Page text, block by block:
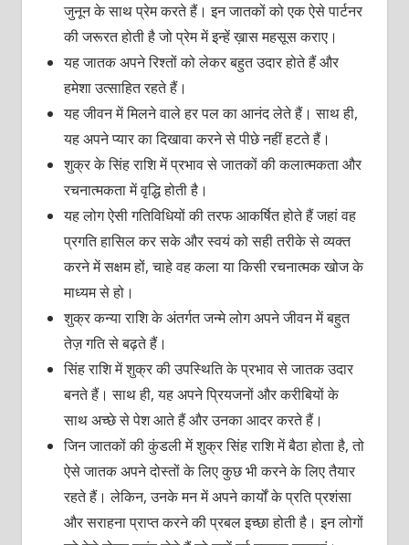
जुनून के साथ प्रेम करते हैं। इन जातकों को एक ऐसे पार्टनर
की जरूरत होती है जो प्रेम में इन्हें ख़ास महसूस कराए।
यह जातक अपने रिश्तों को लेकर बहुत उदार होते हैं और
हमेशा उत्साहित रहते हैं।
यह जीवन में मिलने वाले हर पल का आनंद लेते हैं। साथ ही,
यह अपने प्यार का दिखावा करने से पीछे नहीं हटते हैं।
शुक्र के सिंह राशि में प्रभाव से जातकों की कलात्मकता और
रचनात्मकता में वृद्धि होती है।
यह लोग ऐसी गतिविधियों की तरफ आकर्षित होते हैं जहां वह
प्रगति हासिल कर सके और स्वयं को सही तरीके से व्यक्त
करने में सक्षम हों, चाहे वह कला या किसी रचनात्मक खोज के
माध्यम से हो।
शुक्र कन्या राशि के अंतर्गत जन्मे लोग अपने जीवन में बहुत
तेज़ गति से बढ़ते हैं।
सिंह राशि में शुक्र की उपस्थिति के प्रभाव से जातक उदार
बनते हैं। साथ ही, यह अपने प्रियजनों और करीबियों के
साथ अच्छे से पेश आते हैं और उनका आदर करते हैं।
जिन जातकों की कुंडली में शुक्र सिंह राशि में बैठा होता है, तो
ऐसे जातक अपने दोस्तों के लिए कुछ भी करने के लिए तैयार
रहते हैं। लेकिन, उनके मन में अपने कार्यों के प्रति प्रशंसा
और सराहना प्राप्त करने की प्रबल इच्छा होती है। इन लोगों